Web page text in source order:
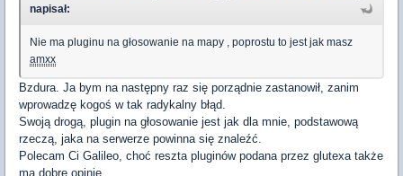
napisał:
Nie ma pluginu na głosowanie na mapy , poprostu to jest jak masz
amxx
Bzdura. Ja bym na następny raz się porządnie zastanowił, zanim
wprowadzę kogoś w tak radykalny błąd.
Swoją drogą, plugin na głosowanie jest jak dla mnie, podstawową
rzeczą, jaka na serwerze powinna się znaleźć.
Polecam Ci Galileo, choć reszta pluginów podana przez glutexa także
ma dobre opinie.